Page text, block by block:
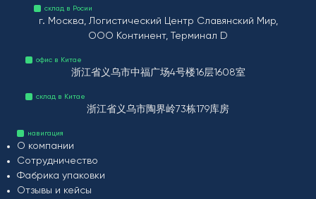
склад в Росии
г. Москва, Логистический Центр Славянский Мир,
ООО Континент, Терминал D
офис в Китае
浙江省义乌市中福广场4号楼16层1608室
склад в Китае
浙江省义乌市陶界岭73栋179库房
навигация
О компании
Сотрудничество
Фабрика упаковки
Отзывы и кейсы